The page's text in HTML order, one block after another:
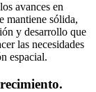
avances en
mantiene sólida,
y desarrollo que
las necesidades
espacial.